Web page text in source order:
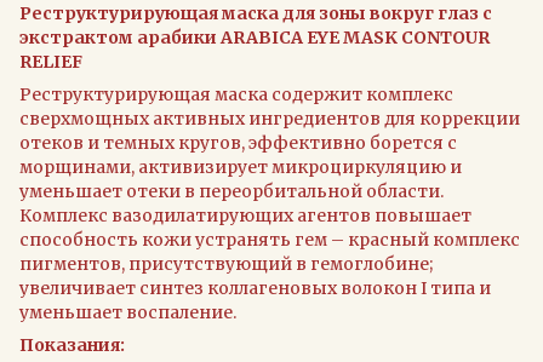
Реструктурирующая маска для зоны вокруг глаз с
экстрактом арабики ARABICA EYE MASK CONTOUR
RELIEF
Реструктурирующая маска содержит комплекс
сверхмощных активных ингредиентов для коррекции
отеков и темных кругов, эффективно борется с
морщинами, активизирует микроциркуляцию и
уменьшает отеки в переорбитальной области.
Комплекс вазодилатирующих агентов повышает
способность кожи устранять гем – красный комплекс
пигментов, присутствующий в гемоглобине;
увеличивает синтез коллагеновых волокон I типа и
уменьшает воспаление.
Показания: